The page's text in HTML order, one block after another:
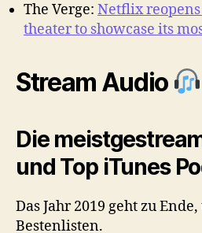
The Verge: Netflix
theater to showcase its
Stream Audio
Die
und Top iTunes
Das Jahr 2019 geht zu
Bestenlisten.